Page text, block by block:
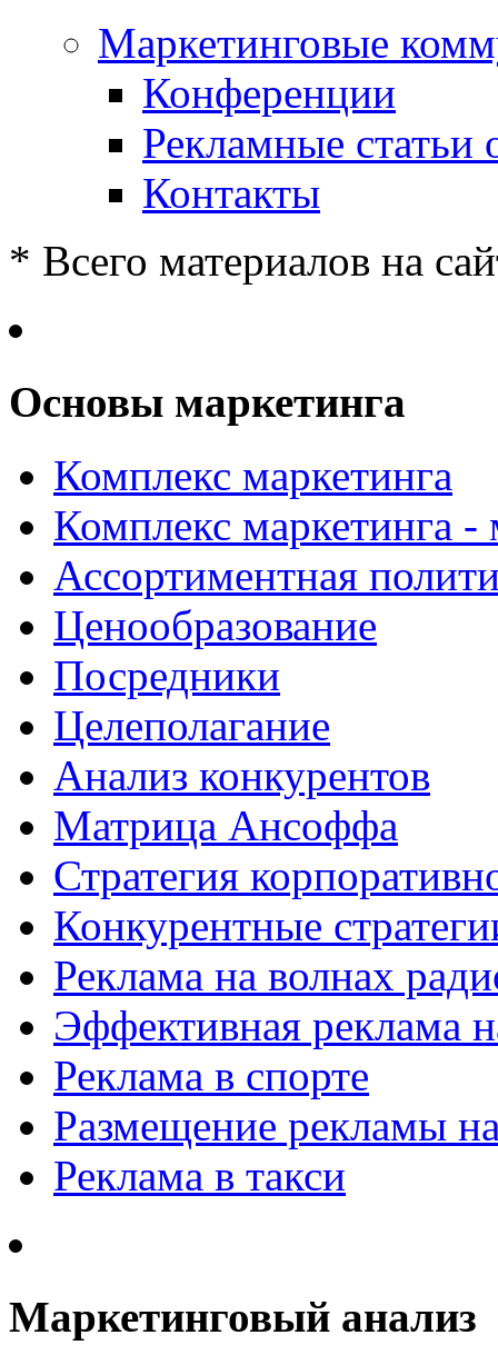
Маркетинговые
Конференции
Рекламные статьи
Контакты
* Всего материалов на
Основы маркетинга
Комплекс маркетинга
Комплекс маркетинга
Ассортиментная
Ценообразование
Посредники
Целеполагание
Анализ конкурентов
Матрица Ансоффа
Стратегия
Конкурентные
Реклама на волнах
Эффективная реклама
Реклама в спорте
Размещение рекламы
Реклама в такси
Маркетинговый анализ